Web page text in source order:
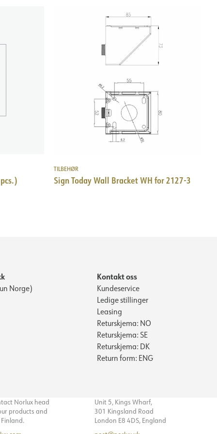
TILBEHØR
Sign Today Wall Bracket WH for 2127-3
Norge)
Kontakt oss
Kundeservice
Ledige stillinger
Leasing
Returskjema: NO
Returskjema: SE
Returskjema: DK
Return form: ENG
Norlux head
products and
Finland.
Unit 5, Kings Wharf,
301 Kingsland Road
London E8 4DS, England